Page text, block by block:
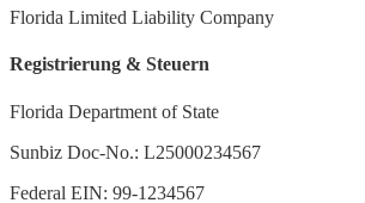
Florida Limited Liability Company
Registrierung & Steuern
Florida Department of State
Sunbiz Doc-No.: L25000234567
Federal EIN: 99-1234567